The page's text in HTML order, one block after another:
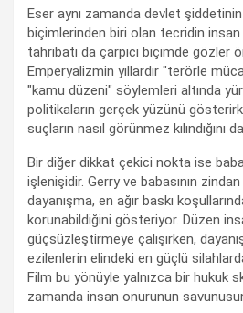
Eser aynı zamanda devlet
biçimlerinden biri olan tecridin insan
tahribatı da çarpıcı biçimde gözler
Emperyalizmin yıllardır "terörle
"kamu düzeni" söylemleri altında
politikaların gerçek yüzünü
suçların nasıl görünmez kılındığını
Bir diğer dikkat çekici nokta ise
işlenişidir. Gerry ve babasının
dayanışma, en ağır baskı
korunabildiğini gösteriyor. Düzen
güçsüzleştirmeye çalışırken,
ezilenlerin elindeki en güçlü
Film bu yönüyle yalnızca bir hukuk
zamanda insan onurunun